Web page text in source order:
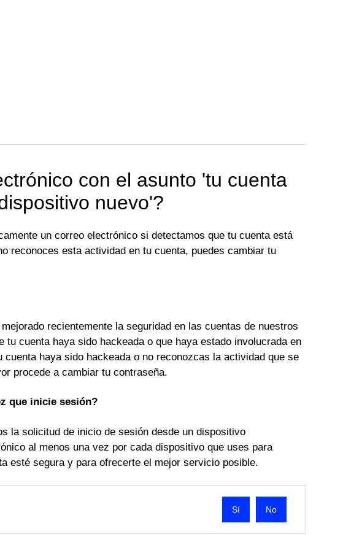
con el asunto 'tu cuenta
nuevo'?
un correo electrónico si detectamos que tu cuenta está
reconoces esta actividad en tu cuenta, puedes cambiar tu
recientemente la seguridad en las cuentas de nuestros
cuenta haya sido hackeada o que haya estado involucrada en
haya sido hackeada o no reconozcas la actividad que se
procede a cambiar tu contraseña.
que inicie sesión?
la solicitud de inicio de sesión desde un dispositivo
al menos una vez por cada dispositivo que uses para
esté segura y para ofrecerte el mejor servicio posible.
No